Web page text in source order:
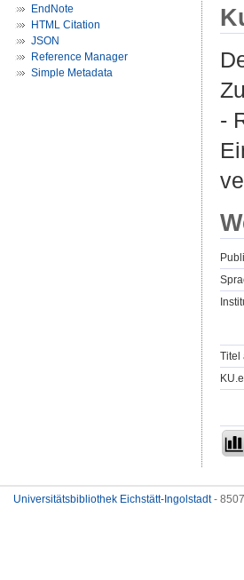
EndNote
HTML Citation
JSON
Reference Manager
Simple Metadata
-
Titel
Universitätsbibliothek Eichstätt-Ingolstadt-